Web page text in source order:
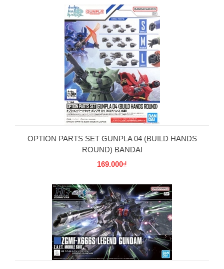
OPTION PARTS SET GUNPLA 04 (BUILD HANDS
ROUND) BANDAI
169.000₫